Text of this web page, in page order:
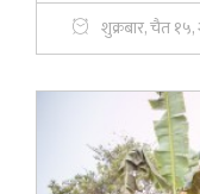
शुक्रबार, चैत